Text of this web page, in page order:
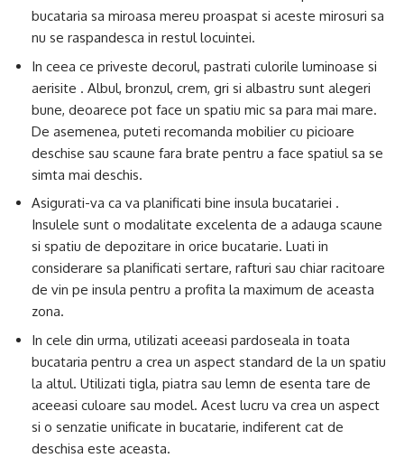
bucataria sa miroasa mereu proaspat si aceste mirosuri sa
nu se raspandesca in restul locuintei.
In ceea ce priveste decorul, pastrati culorile luminoase si
aerisite . Albul, bronzul, crem, gri si albastru sunt alegeri
bune, deoarece pot face un spatiu mic sa para mai mare.
De asemenea, puteti recomanda mobilier cu picioare
deschise sau scaune fara brate pentru a face spatiul sa se
simta mai deschis.
Asigurati-va ca va planificati bine insula bucatariei .
Insulele sunt o modalitate excelenta de a adauga scaune
si spatiu de depozitare in orice bucatarie. Luati in
considerare sa planificati sertare, rafturi sau chiar racitoare
de vin pe insula pentru a profita la maximum de aceasta
zona.
In cele din urma, utilizati aceeasi pardoseala in toata
bucataria pentru a crea un aspect standard de la un spatiu
la altul. Utilizati tigla, piatra sau lemn de esenta tare de
aceeasi culoare sau model. Acest lucru va crea un aspect
si o senzatie unificate in bucatarie, indiferent cat de
deschisa este aceasta.